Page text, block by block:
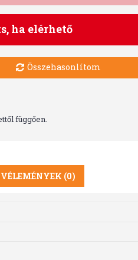
ha elérhető
Összehasonlítom
függően.
VÉLEMÉNYEK (0)